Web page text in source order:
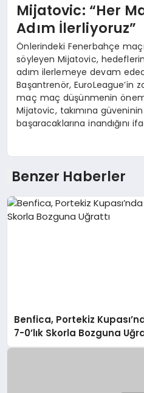
Mijatovic: “Her
Adım İlerliyoruz”
Önlerindeki Fenerbahçe
söyleyen Mijatovic,
adım ilerlemeye devam
Başantrenör, EuroLeague’in
maç maç düşünmenin
Mijatovic, takımına
başaracaklarına inandığını
Benzer Haberler
Benfica, Portekiz
7-0’lık Skorla Bozguna